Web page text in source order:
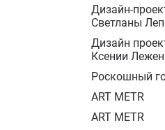
Дизайн-
Светланы
Дизайн
Ксении
Роскошный
ART METR
ART METR